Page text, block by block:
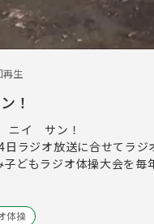
再生
！
ニイ サン！
ラジオ放送に合せてラジ
どもラジオ体操大会を毎
体操